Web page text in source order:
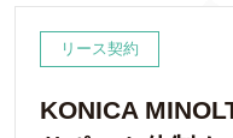
リース契約
KONICA